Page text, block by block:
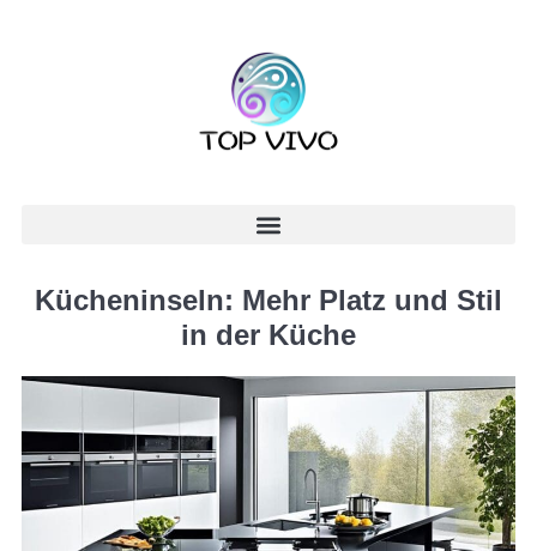
Kücheninseln: Mehr Platz und Stil
in der Küche